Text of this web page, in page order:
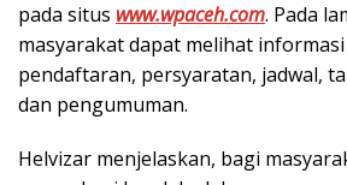
pada situs www.wpaceh.com. Pada
masyarakat dapat melihat
pendaftaran, persyaratan, jadwal,
dan pengumuman.
Helvizar menjelaskan, bagi